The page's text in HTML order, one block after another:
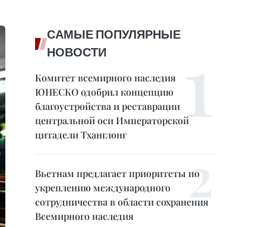
САМЫЕ ПОПУЛЯРНЫЕ
НОВОСТИ
Комитет всемирного наследия
ЮНЕСКО одобрил концепцию
благоустройства и реставрации
центральной оси Императорской
цитадели Тханглонг
Вьетнам предлагает приоритеты по
укреплению международного
сотрудничества в области сохранения
Всемирного наследия